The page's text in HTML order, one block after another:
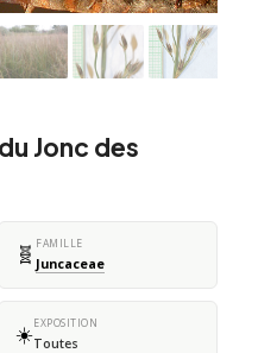
Jonc des
🧬 FAMILLE
Juncaceae
☀️EXPOSITION
Toutes